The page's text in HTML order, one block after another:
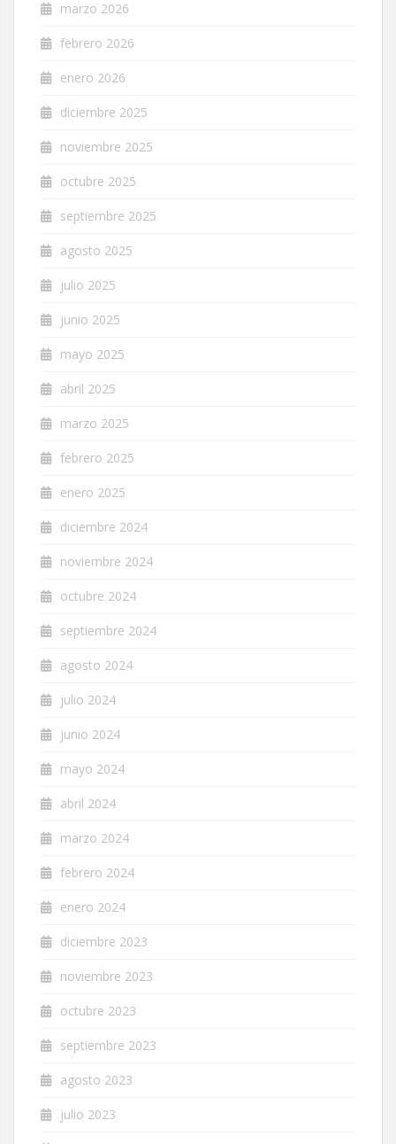
marzo 2026
febrero 2026
enero 2026
diciembre 2025
noviembre 2025
octubre 2025
septiembre 2025
agosto 2025
julio 2025
junio 2025
mayo 2025
abril 2025
marzo 2025
febrero 2025
enero 2025
diciembre 2024
noviembre 2024
octubre 2024
septiembre 2024
agosto 2024
julio 2024
junio 2024
mayo 2024
abril 2024
marzo 2024
febrero 2024
enero 2024
diciembre 2023
noviembre 2023
octubre 2023
septiembre 2023
agosto 2023
julio 2023